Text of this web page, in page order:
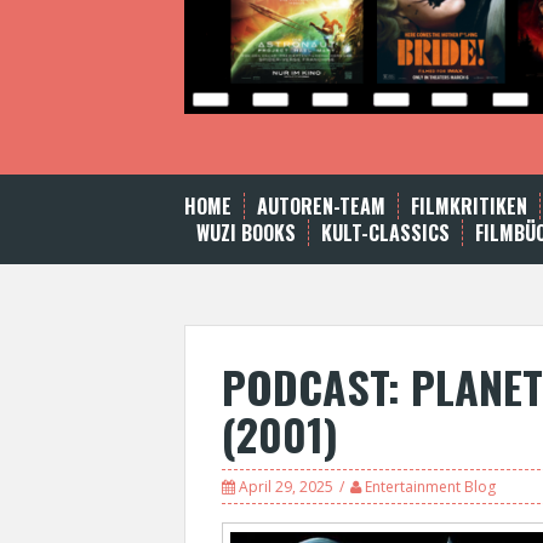
HOME AUTOREN-TEAM FILMKRITIKEN
WUZI BOOKS
KULT-CLASSICS
PODCAST:
(2001)
April 29, 2025 Entertainment Blog